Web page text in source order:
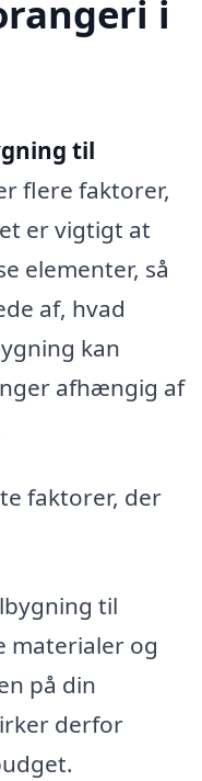
i
til
flere faktorer,
er vigtigt at
elementer, så
af, hvad
kan
afhængig af
faktorer, der
til
materialer og
på din
derfor